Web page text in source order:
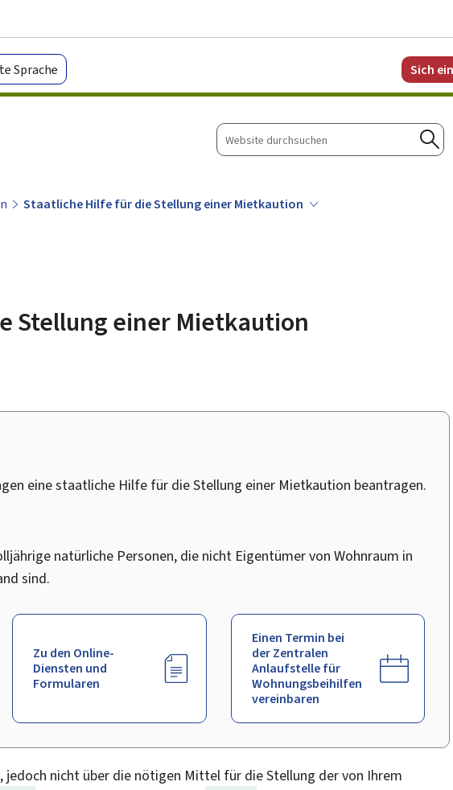
Sprache Sich
Website
durchsuchen
Staatliche Hilfe für die Stellung einer Mietkaution
Stellung einer Mietkaution
eine staatliche Hilfe für die Stellung einer Mietkaution beantragen.
natürliche Personen, die nicht Eigentümer von Wohnraum in
sind.
Zu den Online-
Diensten und
Formularen
Einen Termin bei
der Zentralen
Anlaufstelle für
Wohnungsbeihilfen
vereinbaren
jedoch nicht über die nötigen Mittel für die Stellung der von Ihrem